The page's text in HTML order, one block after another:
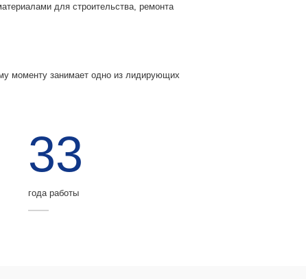
для строительства, ремонта
моменту занимает одно из лидирующих
33
года работы